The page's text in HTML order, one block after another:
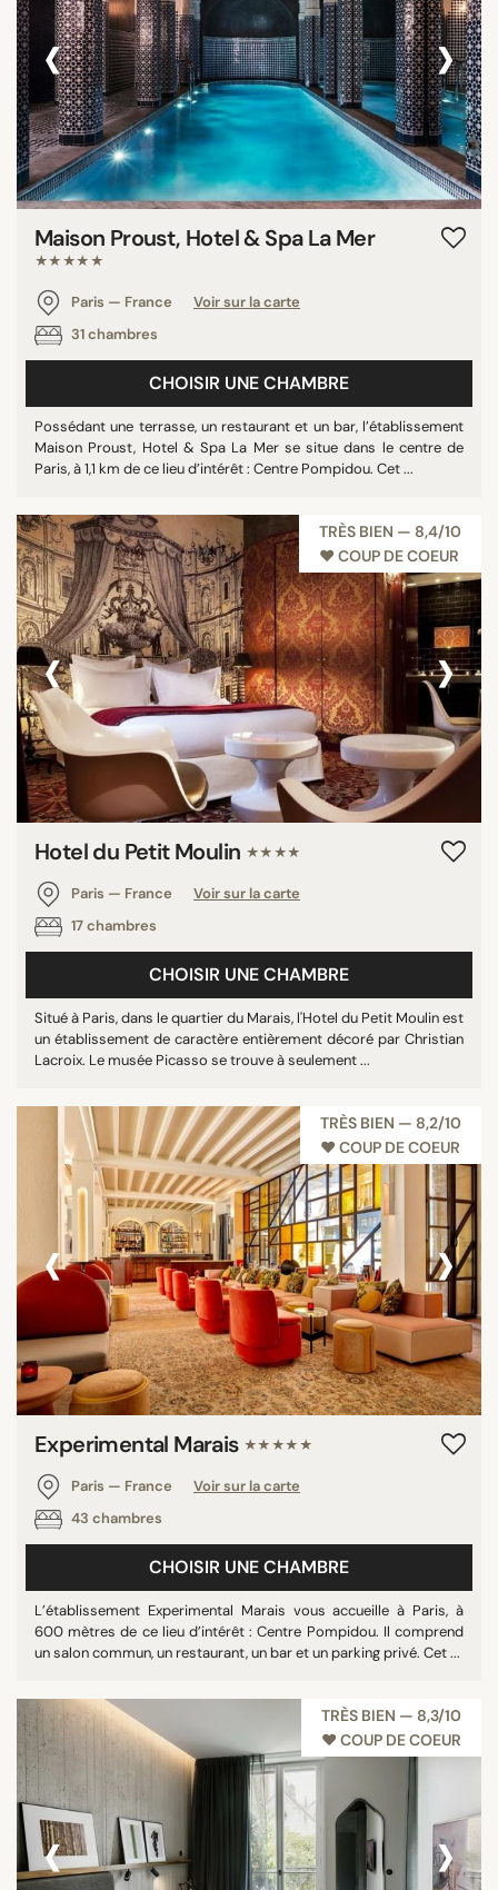
‹ ›
Maison Proust, Hotel & Spa La Mer
★★★★★
Paris — France
Voir sur la carte
31 chambres
CHOISIR UNE CHAMBRE
Possédant une terrasse, un restaurant et un bar, l’établissement
Maison Proust, Hotel & Spa La Mer se situe dans le centre de
Paris, à 1,1 km de ce lieu d’intérêt : Centre Pompidou. Cet ...
TRÈS BIEN — 8,4/10
♥︎ COUP DE COEUR
‹ ›
Hotel du Petit Moulin ★★★★
Paris — France
Voir sur la carte
17 chambres
CHOISIR UNE CHAMBRE
Situé à Paris, dans le quartier du Marais, l'Hotel du Petit Moulin est
un établissement de caractère entièrement décoré par Christian
Lacroix. Le musée Picasso se trouve à seulement ...
TRÈS BIEN — 8,2/10
♥︎ COUP DE COEUR
‹ ›
Experimental Marais ★★★★★
Paris — France
Voir sur la carte
43 chambres
CHOISIR UNE CHAMBRE
L’établissement Experimental Marais vous accueille à Paris, à
600 mètres de ce lieu d’intérêt : Centre Pompidou. Il comprend
un salon commun, un restaurant, un bar et un parking privé. Cet ...
TRÈS BIEN — 8,3/10
♥︎ COUP DE COEUR
‹ ›